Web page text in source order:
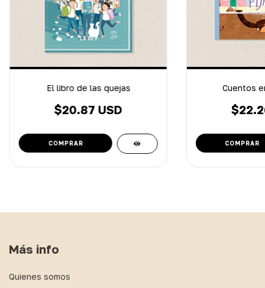
El libro de las quejas
$20.87 USD
Cuentos
Más info
Quienes somos